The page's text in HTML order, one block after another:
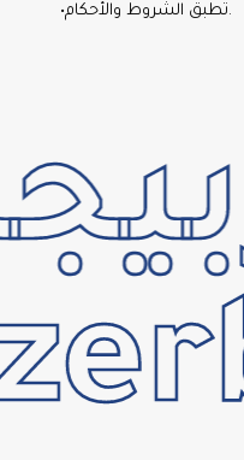
•تطبق الشروط والأحكام.